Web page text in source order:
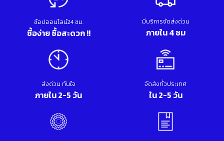
ช้อปออนไลน์24 ชม.
ซื้อง่าย ซื้อสะดวก !!
มีบริการจัดส่งด่วน
ภายใน 4 ชม
ส่งด่วน ทันใจ
ภายใน 2-5 วัน
จัดส่งทั่วประเทศ
ใน 2-5 วัน